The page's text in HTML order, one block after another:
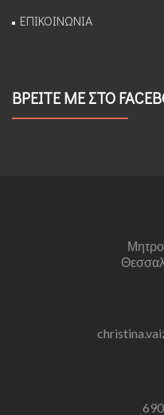
ΕΠΙΚΟΙΝΩΝΙΑ
ΒΡΕΙΤΕ ΜΕ ΣΤΟ